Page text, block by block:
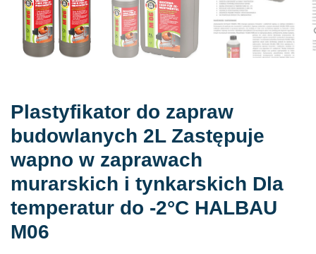
Plastyfikator do zapraw
budowlanych 2L Zastępuje
wapno w zaprawach
murarskich i tynkarskich Dla
temperatur do -2°C HALBAU
M06